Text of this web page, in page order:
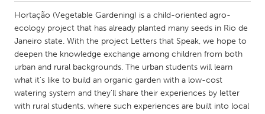
UNITED STATES
Ann Arbor, MI
Austin, TX
Baltimore, MD
Boston, MA
Burlingame-San Mateo, CA
Cass Clay
Cleveland, OH
Detroit, MI
Durham, NC
Hortação (Vegetable Gardening) is a child-oriented agro-
ecology project that has already planted many seeds in Rio de
Janeiro state. With the project Letters that Speak, we hope to
deepen the knowledge exchange among children from both
urban and rural backgrounds. The urban students will learn
what it's like to build an organic garden with a low-cost
watering system and they'll share their experiences by letter
with rural students, where such experiences are built into local